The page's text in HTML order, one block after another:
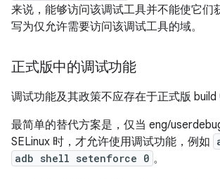
来说，能够访问该调试工具并不能使它们
写为仅允许需要访问该调试工具的域。
正式版中的调试功能
调试功能及其政策不应存在于正式版 build
最简单的替代方案是，仅当 eng/
SELinux 时，才允许使用调试功能，例如
adb shell setenforce 0 。